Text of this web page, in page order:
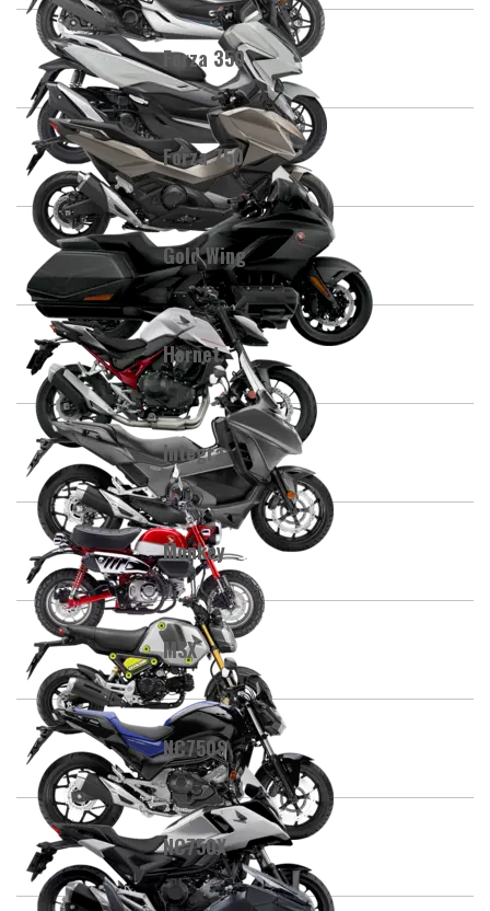
Forza 350
Forza 750
Gold Wing
Hornet
Integra
Monkey
MSX
NC750S
NC750X